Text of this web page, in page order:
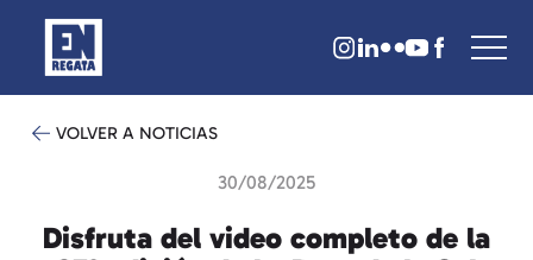
VOLVER A NOTICIAS
30/08/2025
Disfruta del video completo de la